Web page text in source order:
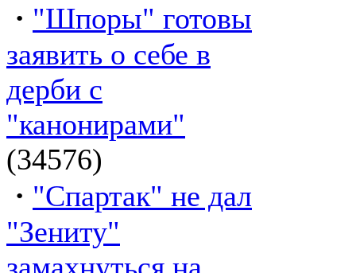
· "Шпоры" готовы
заявить о себе в
дерби с
"канонирами"
(34576)
· "Спартак" не дал
"Зениту"